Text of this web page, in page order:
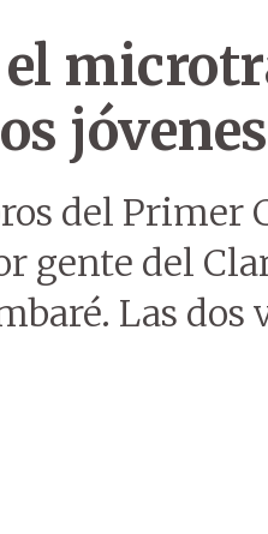
el
del Primer
gente del
Las dos